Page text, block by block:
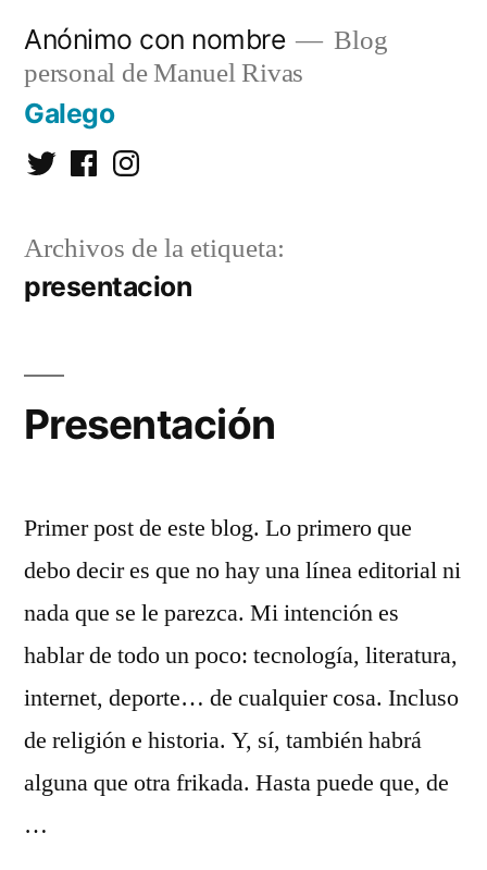
contenido
Anónimo con nombre
Blog
personal de Manuel Rivas
Galego
TwitterFacebookInstagram
Archivos de la etiqueta:
presentacion
Presentación
Primer post de este blog. Lo primero que
debo decir es que no hay una línea editorial ni
nada que se le parezca. Mi intención es
hablar de todo un poco: tecnología, literatura,
internet, deporte… de cualquier cosa. Incluso
de religión e historia. Y, sí, también habrá
alguna que otra frikada. Hasta puede que, de
…